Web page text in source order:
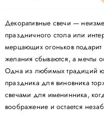
Контакты
Политика
Декоративные свечи —
праздничного стола или
мерцающих огоньков подарит
желания сбываются, а мечты
Одна из любимых традиций
праздника для виновника
свечами для именинника,
воображение и остается